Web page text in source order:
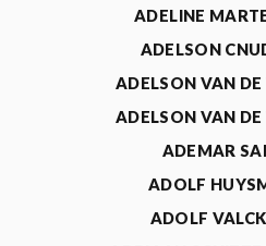
ADELINE
ADELSON
ADELSON VAN DE
ADELSON VAN DE
ADEMAR
ADOLF
ADOLF